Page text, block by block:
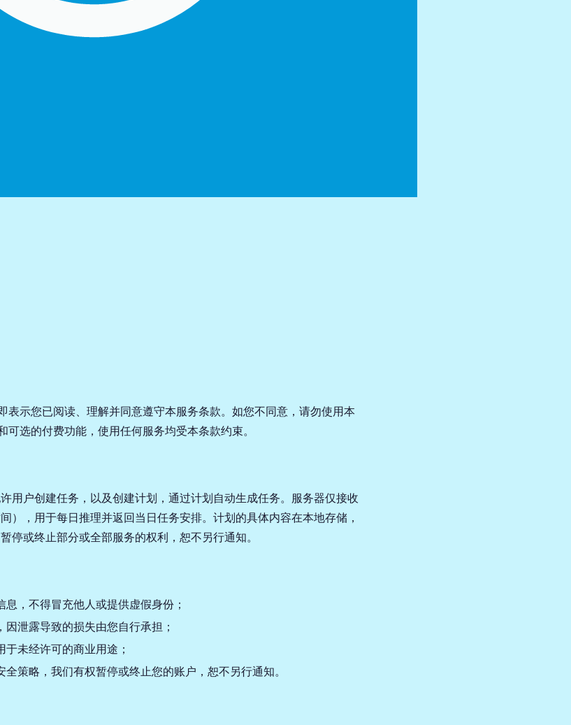
表示您已阅读、理解并同意遵守本服务条款。如您不同意，请勿使用本
选的付费功能，使用任何服务均受本条款约束。
用户创建任务，以及创建计划，通过计划自动生成任务。服务器仅接收
），用于每日推理并返回当日任务安排。计划的具体内容在本地存储，
停或终止部分或全部服务的权利，恕不另行通知。
，不得冒充他人或提供虚假身份；
泄露导致的损失由您自行承担；
未经许可的商业用途；
策略，我们有权暂停或终止您的账户，恕不另行通知。